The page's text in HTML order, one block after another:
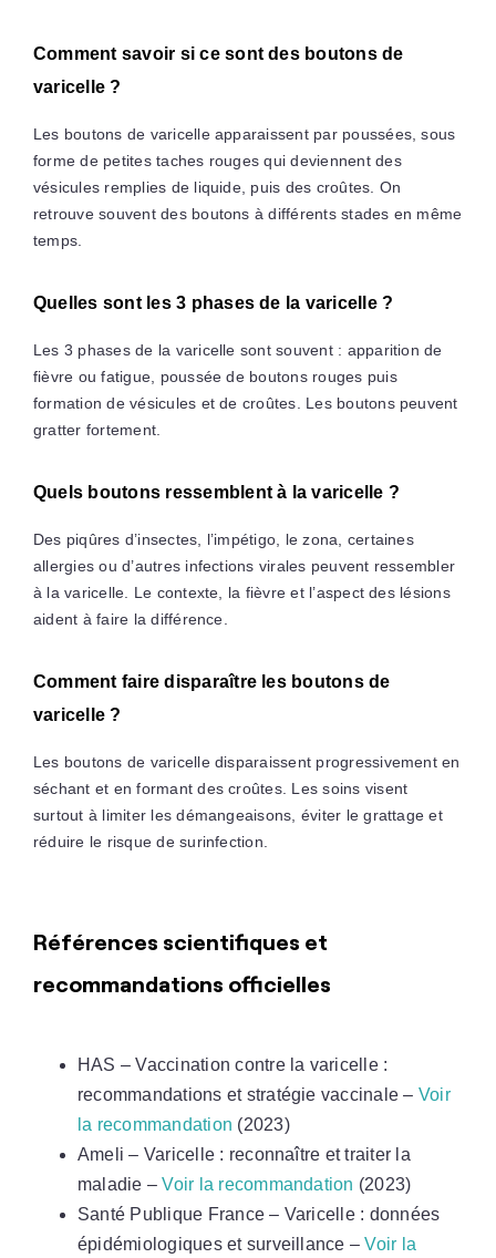
Comment savoir si ce sont des boutons de
varicelle ?
Les boutons de varicelle apparaissent par poussées, sous
forme de petites taches rouges qui deviennent des
vésicules remplies de liquide, puis des croûtes. On
retrouve souvent des boutons à différents stades en même
temps.
Quelles sont les 3 phases de la varicelle ?
Les 3 phases de la varicelle sont souvent : apparition de
fièvre ou fatigue, poussée de boutons rouges puis
formation de vésicules et de croûtes. Les boutons peuvent
gratter fortement.
Quels boutons ressemblent à la varicelle ?
Des piqûres d’insectes, l’impétigo, le zona, certaines
allergies ou d’autres infections virales peuvent ressembler
à la varicelle. Le contexte, la fièvre et l’aspect des lésions
aident à faire la différence.
Comment faire disparaître les boutons de
varicelle ?
Les boutons de varicelle disparaissent progressivement en
séchant et en formant des croûtes. Les soins visent
surtout à limiter les démangeaisons, éviter le grattage et
réduire le risque de surinfection.
Références scientifiques et
recommandations officielles
HAS – Vaccination contre la varicelle :
recommandations et stratégie vaccinale – Voir
la recommandation (2023)
Ameli – Varicelle : reconnaître et traiter la
maladie –Voir la recommandation (2023)
Santé Publique France – Varicelle : données
épidémiologiques et surveillance –Voir la